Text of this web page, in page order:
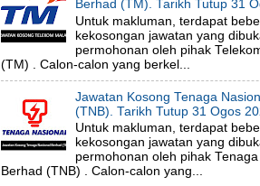
Berhad (TM). Tarikh Tutup 31
Untuk makluman, terdapat
kekosongan jawatan yang
permohonan oleh pihak
(TM) . Calon-calon yang berkel...
Jawatan Kosong Tenaga
(TNB). Tarikh Tutup 31 Ogos
Untuk makluman, terdapat
kekosongan jawatan yang
permohonan oleh pihak Tenaga
Berhad (TNB) . Calon-calon yang...